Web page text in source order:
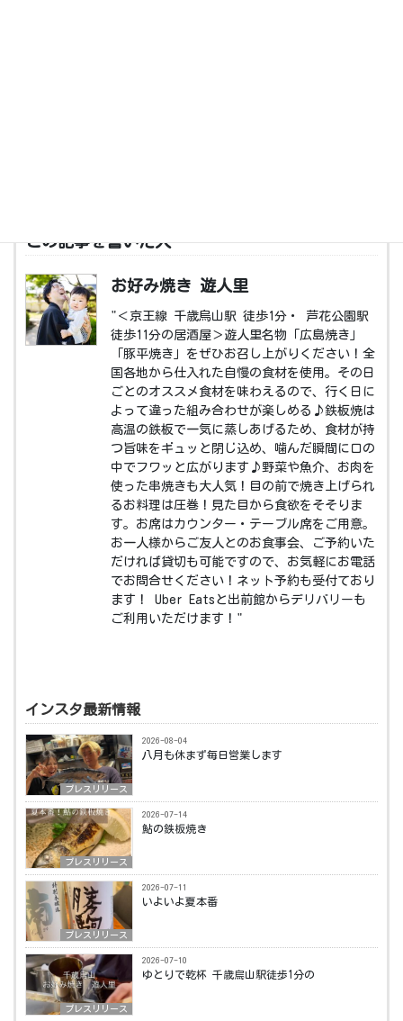
この記事を書いた人
お好み焼き 遊人里
"＜京王線 千歳烏山駅 徒歩1分・ 芦花公園駅
徒歩11分の居酒屋＞遊人里名物「広島焼き」
「豚平焼き」をぜひお召し上がりください！全
国各地から仕入れた自慢の食材を使用。その日
ごとのオススメ食材を味わえるので、行く日に
よって違った組み合わせが楽しめる♪鉄板焼は
高温の鉄板で一気に蒸しあげるため、食材が持
つ旨味をギュッと閉じ込め、噛んだ瞬間に口の
中でフワッと広がります♪野菜や魚介、お肉を
使った串焼きも大人気！目の前で焼き上げられ
るお料理は圧巻！見た目から食欲をそそりま
す。お席はカウンター・テーブル席をご用意。
お一人様からご友人とのお食事会、ご予約いた
だければ貸切も可能ですので、お気軽にお電話
でお問合せください！ネット予約も受付ており
ます！ Uber Eatsと出前館からデリバリーも
ご利用いただけます！"
インスタ最新情報
プレスリリース
2026-08-04
八月も休まず毎日営業します️ ⁡
プレスリリース
2026-07-14
鮎の鉄板焼き ⁡
プレスリリース
2026-07-11
いよいよ夏本番️ ⁡
プレスリリース
2026-07-10
ゆとりで乾杯 千歳烏山駅徒歩1分の